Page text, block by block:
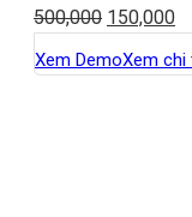
500,000 150,000
Xem DemoXem chi